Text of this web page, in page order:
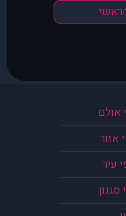
אולם
אזור
עיר